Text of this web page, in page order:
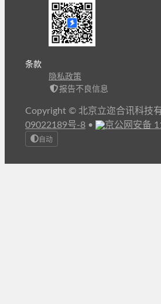
条款
隐私政策
报告不良信息
Copyright © 北京立迩合讯科技
09022189号-8 • 京公网安备
自动